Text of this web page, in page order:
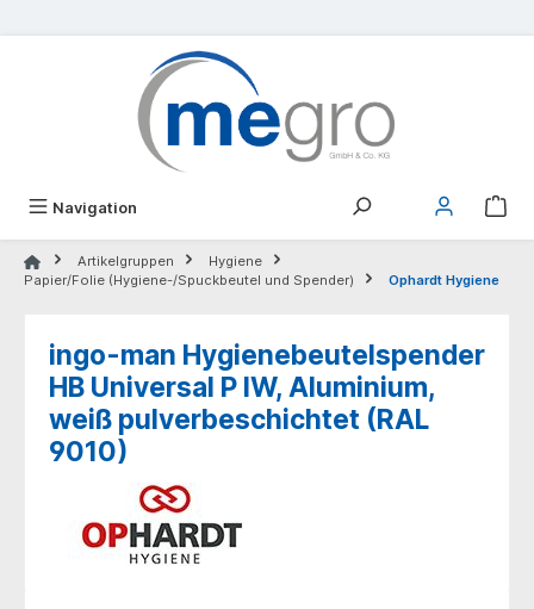
Navigation
Artikelgruppen
Hygiene
Papier/Folie (Hygiene-/Spuckbeutel und Spender)
Ophardt Hygiene
ingo-man Hygienebeutelspender
HB Universal P IW, Aluminium,
weiß pulverbeschichtet (RAL
9010)